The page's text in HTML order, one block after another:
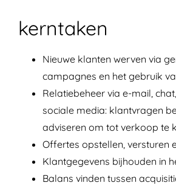
kerntaken
Nieuwe klanten werven via
campagnes en het gebruik
Relatiebeheer via e-mail,
sociale media: klantvragen
adviseren om tot verkoop te
Offertes opstellen, versturen
Klantgegevens bijhouden in
Balans vinden tussen